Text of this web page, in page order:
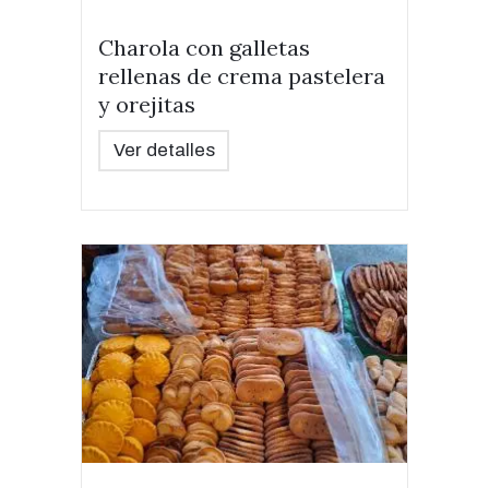
Charola con galletas
rellenas de crema pastelera
y orejitas
Ver detalles